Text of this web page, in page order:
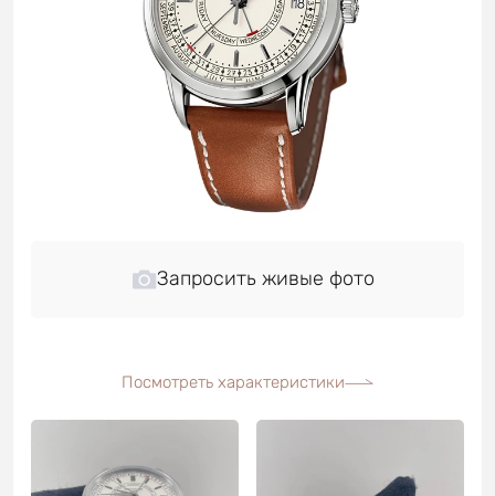
Запросить живые фото
Посмотреть характеристики